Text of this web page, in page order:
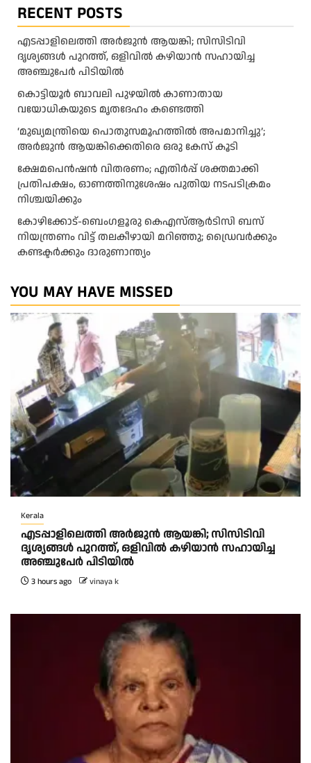
RECENT POSTS
എടപ്പാളിലെത്തി അർജുൻ ആയങ്കി; സിസിടിവി
ദൃശ്യങ്ങൾ പുറത്ത്, ഒളിവിൽ കഴിയാൻ സഹായിച്ച
അഞ്ചുപേർ പിടിയിൽ
കൊട്ടിയൂർ ബാവലി പുഴയിൽ കാണാതായ
വയോധികയുടെ മൃതദേഹം കണ്ടെത്തി
‘മുഖ്യമന്ത്രിയെ പൊതുസമൂഹത്തിൽ അപമാനിച്ചു’;
അർജുൻ ആയങ്കിക്കെതിരെ ഒരു കേസ് കൂടി
ക്ഷേമപെൻഷൻ വിതരണം; എതിർപ്പ് ശക്തമാക്കി
പ്രതിപക്ഷം, ഓണത്തിനുശേഷം പുതിയ നടപടിക്രമം
നിശ്ചയിക്കും
കോഴിക്കോട്-ബെംഗളൂരു കെഎസ്ആര്‍ടിസി ബസ്
നിയന്ത്രണം വിട്ട് തലകീഴായി മറിഞ്ഞു; ഡ്രെെവർക്കും
കണ്ടക്ടർക്കും ദാരുണാന്ത്യം
YOU MAY HAVE MISSED
Kerala
എടപ്പാളിലെത്തി അർജുൻ ആയങ്കി; സിസിടിവി
ദൃശ്യങ്ങൾ പുറത്ത്, ഒളിവിൽ കഴിയാൻ സഹായിച്ച
അഞ്ചുപേർ പിടിയിൽ
3 hours ago vinaya k